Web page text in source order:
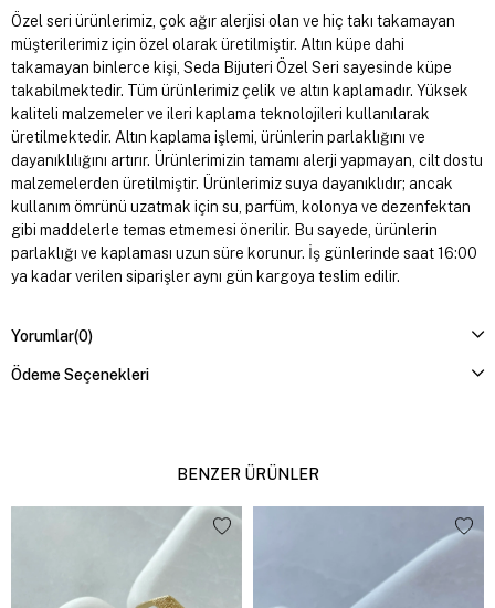
Özel seri ürünlerimiz, çok ağır alerjisi olan ve hiç takı takamayan
müşterilerimiz için özel olarak üretilmiştir. Altın küpe dahi
takamayan binlerce kişi, Seda Bijuteri Özel Seri sayesinde küpe
takabilmektedir. Tüm ürünlerimiz çelik ve altın kaplamadır. Yüksek
kaliteli malzemeler ve ileri kaplama teknolojileri kullanılarak
üretilmektedir. Altın kaplama işlemi, ürünlerin parlaklığını ve
dayanıklılığını artırır. Ürünlerimizin tamamı alerji yapmayan, cilt dostu
malzemelerden üretilmiştir. Ürünlerimiz suya dayanıklıdır; ancak
kullanım ömrünü uzatmak için su, parfüm, kolonya ve dezenfektan
gibi maddelerle temas etmemesi önerilir. Bu sayede, ürünlerin
parlaklığı ve kaplaması uzun süre korunur. İş günlerinde saat 16:00
ya kadar verilen siparişler aynı gün kargoya teslim edilir.
Yorumlar(0)
Ödeme Seçenekleri
BENZER ÜRÜNLER